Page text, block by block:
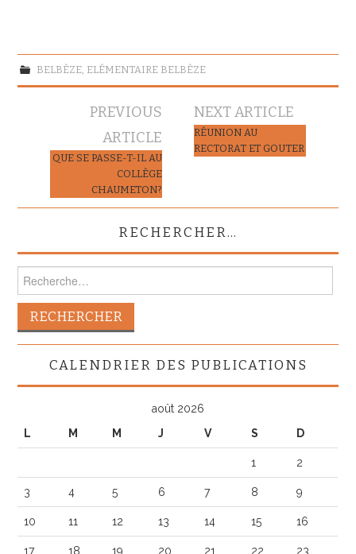
BELBÈZE, ELÉMENTAIRE BELBÈZE
Navigation
articles
PREVIOUS
ARTICLE
QUE SE PASSE-T-IL AU
COLLÈGE
CHAUMETON?
NEXT ARTICLE
RÉUNION AU
RECTORAT ET GOUTER
RECHERCHER…
CALENDRIER DES PUBLICATIONS
août 2026
L
M M J V S D
1 2
3 4 5 6 7 8 9
10 11 12 13 14 15 16
17 18 19 20 21 22 23